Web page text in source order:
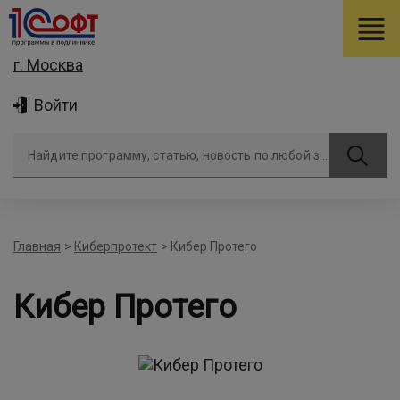
г. Москва
Войти
Главная > Киберпротект > Кибер Протего
Кибер Протего